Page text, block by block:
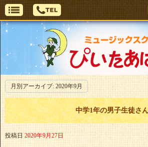
月別アーカイブ: 2020年9月
中学1年の男子生徒さ
投稿日 2020年9月27日